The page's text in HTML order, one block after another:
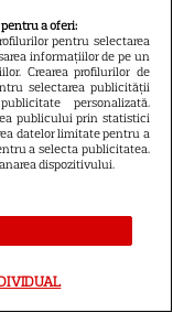
posac”,
inspirată
The New
în
august 2026:
a oferi:
pentru selectarea
informațiilor de pe un
Crearea profilurilor de
selectarea publicității
personalizată.
publicului prin statistici
datelor limitate pentru a
a selecta publicitatea.
dispozitivului.